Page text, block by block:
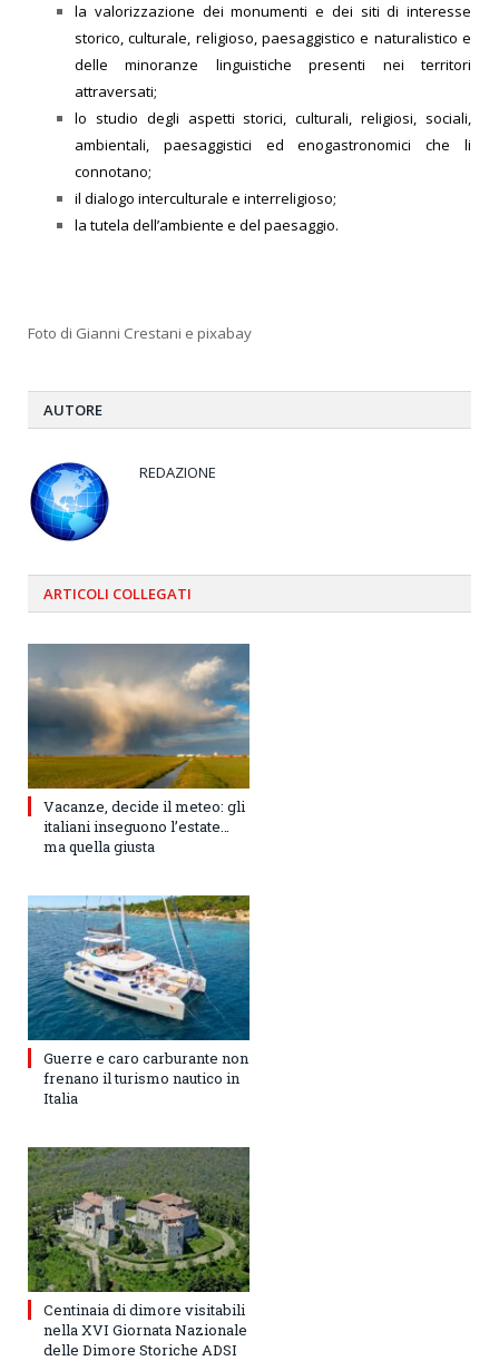
la valorizzazione dei monumenti e dei siti di interesse
storico, culturale, religioso, paesaggistico e naturalistico e
delle minoranze linguistiche presenti nei territori
attraversati;
lo studio degli aspetti storici, culturali, religiosi, sociali,
ambientali, paesaggistici ed enogastronomici che li
connotano;
il dialogo interculturale e interreligioso;
la tutela dell’ambiente e del paesaggio.
Foto di Gianni Crestani e pixabay
AUTORE
REDAZIONE
ARTICOLI COLLEGATI
Vacanze, decide il meteo: gli
italiani inseguono l’estate…
ma quella giusta
Guerre e caro carburante non
frenano il turismo nautico in
Italia
Centinaia di dimore visitabili
nella XVI Giornata Nazionale
delle Dimore Storiche ADSI